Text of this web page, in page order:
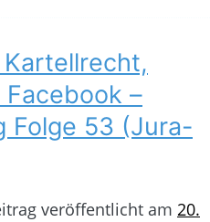
–
Folge 53 (Jura-
veröffentlicht am 20.